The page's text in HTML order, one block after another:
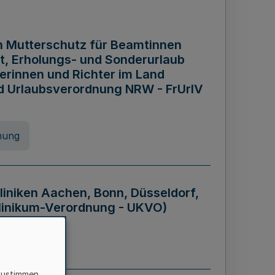
Mutterschutz für Beamtinnen
Erholungs- und Sonderurlaub
und Richter im Land
NRW - FrUrlV
Aachen, Bonn, Düsseldorf,
Verordnung - UKVO)